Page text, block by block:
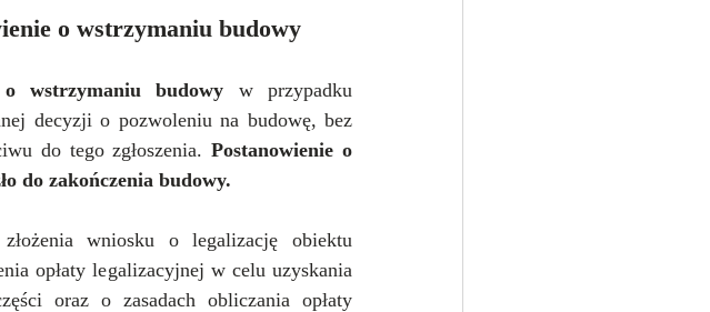
o wstrzymaniu budowy
o wstrzymaniu budowy w przypadku
decyzji o pozwoleniu na budowę, bez
do tego zgłoszenia. Postanowienie o
do zakończenia budowy.
wniosku o legalizację obiektu
opłaty legalizacyjnej w celu uzyskania
oraz o zasadach obliczania opłaty